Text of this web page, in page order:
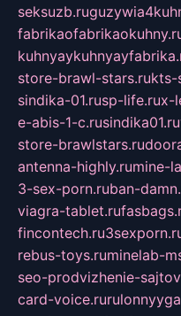
seksuzb.ru
store-brawl-stars.rukts-
sindika-01.rusp-life.rux-
e-abis-1-c.rusindika01.ru
store-brawlstars.ru
antenna-highly.rumine-
3-sex-porn.ruban-
viagra-tablet.ru
fincontech.ru
rebus-toys.ruminelab-
seo-prodvizhenie-
card-voice.ru